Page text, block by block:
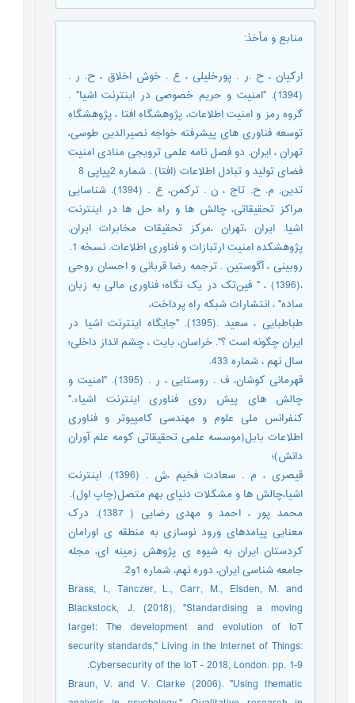
منابع و مأخذ:
ارکیان ، ح .ر . پورخلیلی ، ع . خوش اخلاق ، ح. ر .
(1394). "امنیت و حریم خصوصی در اینترنت اشیا" .
گروه رمز و امنیت اطلاعات، پژوهشگاه افتا ، پژوهشگاه
توسعه فناوری های پیشرفته خواجه نصیرالدین طوسی،
تهران ، ایران. دو فصل نامه علمی ترویجی منادی امنیت
فضای تولید و تبادل اطلاعات (افتا) . شماره 2پیاپی 8
تدین, م. ح. تاج ، ن . ترکمن، ع . (1394). شناسایی
مراکز تحقیقاتی، چالش ها و راه حل ها در اینترنت
اشیا. ایران ،تهران ،مرکز تحقیقات مخابرات ایران,
پژوهشکده امنیت ارتبازات و فناوری اطلاعات. نسخه 1.
روبینی ، آگوستین . ترجمه رضا قربانی و احسان روحی
،(1396) ، " فین‌تک در یک نگاه؛ فناوری مالی به زبان
ساده" ، انتشارات شبکه راه پرداخت،
طباطبایی ، سعید .(1395). "جایگاه اینترنت اشیا در
ایران چگونه است ؟". خراسان، بایت ، چشم انداز داخلی؛
سال نهم ، شماره 433.
قهرمانی کوشان، ف . روستایی ، ر . (1395). "امنیت و
چالش های پیش روی فناوری اینترنت اشیاء."
کنفرانس ملی علوم و مهندسی کامپیوتر و فناوری
اطلاعات بابل(موسسه علمی تحقیقاتی کومه علم آوران
دانش)؛
قیصری ، م . سعادت فخیم ،ش . (1396). اینترنت
اشیا،چالش ها و مشکلات دنیای بهم متصل(چاپ اول).
محمد پور ، احمد و مهدی رضایی ( 1387). درک
معنایی پیامدهای ورود نوسازی به منطقه ی اورامان
کردستان ایران به شیوه ی پژوهش زمینه ای، مجله
جامعه شناسی ایران، دوره نهم، شماره 1و2.
Brass, I., Tanczer, L., Carr, M., Elsden, M. and
Blackstock, J. (2018), "Standardising a moving
target: The development and evolution of IoT
security standards," Living in the Internet of Things:
Cybersecurity of the IoT - 2018, London. pp. 1-9.
Braun, V. and V. Clarke (2006). "Using thematic